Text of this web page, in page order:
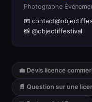
Photographe
📧
📸 @objectiffestival
💼 Devis licence
📄 Question sur une